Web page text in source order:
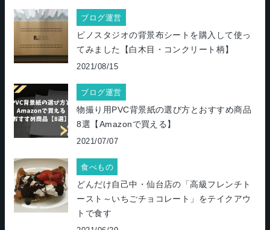
ブログ運営
ピノスタジオの背景布シートを購入して使っ
てみました【白木目・コンクリート柄】
2021/08/15
ブログ運営
物撮り用PVC背景紙の選び方とおすすめ商品
8選【Amazonで買える】
2021/07/07
食べもの
どんだけ自己中・仙台店の「高級フレンチト
ースト～いちごチョコレート」をテイクアウ
トで食す